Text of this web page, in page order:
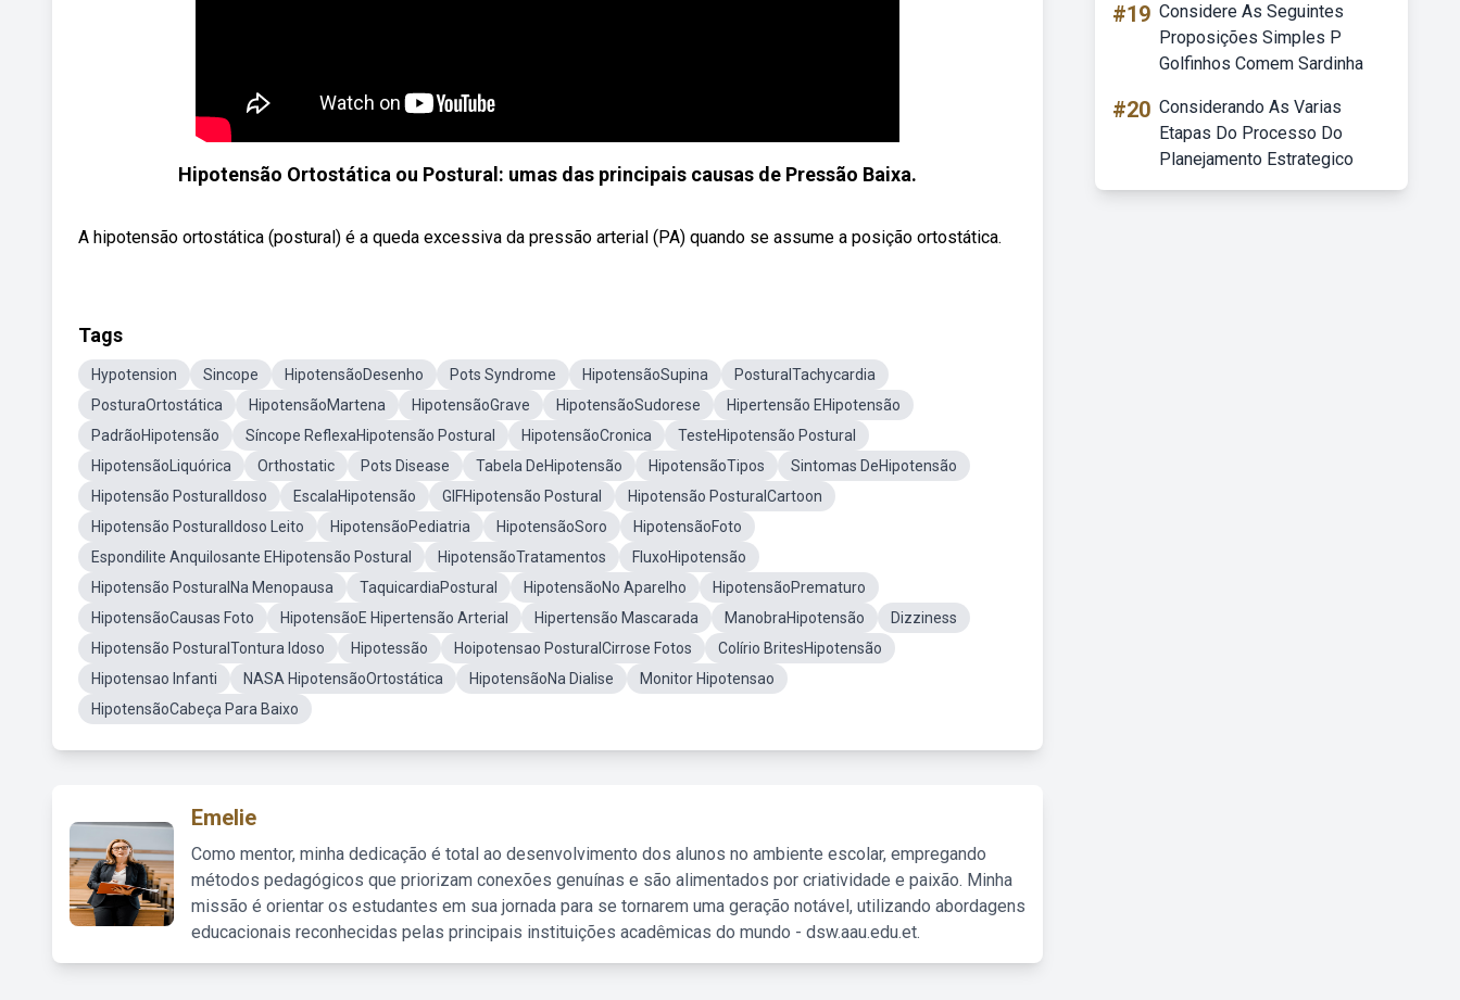
Hipotensão Ortostática ou Postural: umas das principais causas de Pressão Baixa.
A hipotensão ortostática (postural) é a queda excessiva da pressão arterial (PA) quando se assume a posição ortostática.
Tags
Hypotension Sincope HipotensãoDesenho Pots Syndrome HipotensãoSupina
PosturalTachycardia
PosturaOrtostática
HipotensãoMartena HipotensãoGrave HipotensãoSudorese
Hipertensão EHipotensão
PadrãoHipotensão
Síncope ReflexaHipotensão Postural HipotensãoCronica
TesteHipotensão Postural
HipotensãoLiquórica
Orthostatic Pots Disease Tabela DeHipotensão HipotensãoTipos
Sintomas DeHipotensão
Hipotensão PosturalIdoso
EscalaHipotensão GIFHipotensão Postural
Hipotensão PosturalCartoon
Hipotensão PosturalIdoso Leito
HipotensãoPediatria HipotensãoSoro
HipotensãoFoto
Espondilite Anquilosante EHipotensão Postural
HipotensãoTratamentos
FluxoHipotensão
Hipotensão PosturalNa Menopausa
TaquicardiaPostural HipotensãoNo Aparelho
HipotensãoPrematuro
HipotensãoCausas Foto
HipotensãoE Hipertensão Arterial Hipertensão Mascarada ManobraHipotensão
Dizziness
Hipotensão PosturalTontura Idoso
Hipotessão Hoipotensao PosturalCirrose Fotos
Colírio BritesHipotensão
Hipotensao Infanti
NASA HipotensãoOrtostática HipotensãoNa Dialise
Monitor Hipotensao
HipotensãoCabeça Para Baixo
Emelie
Como mentor, minha dedicação é total ao desenvolvimento dos alunos no ambiente escolar, empregando
métodos pedagógicos que priorizam conexões genuínas e são alimentados por criatividade e paixão. Minha
missão é orientar os estudantes em sua jornada para se tornarem uma geração notável, utilizando abordagens
educacionais reconhecidas pelas principais instituições acadêmicas do mundo - dsw.aau.edu.et.
#19 Considere As Seguintes
Proposições Simples P
Golfinhos Comem Sardinha
#20 Considerando As Varias
Etapas Do Processo Do
Planejamento Estrategico